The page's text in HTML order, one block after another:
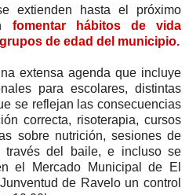
extienden hasta el próximo
fomentar hábitos de vida
de edad del municipio.
extensa agenda que incluye
para escolares, distintas
se reflejan las consecuencias
correcta, risoterapia, cursos
sobre nutrición, sesiones de
través del baile, e incluso se
el Mercado Municipal de El
de Ravelo un control